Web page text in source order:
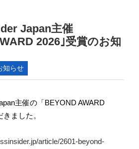
Japan主催
2026｣受賞のお知
知らせ
主催の「BEYOND AWARD
ました。
article/2601-beyond-